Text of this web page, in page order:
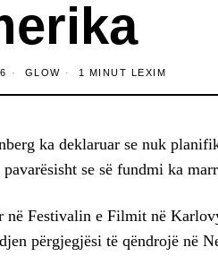
GLOW 1 MINUT LEXIM
ka deklaruar se nuk
se së fundmi ka
në Festivalin e Filmit në
përgjegjësi të qëndrojë në